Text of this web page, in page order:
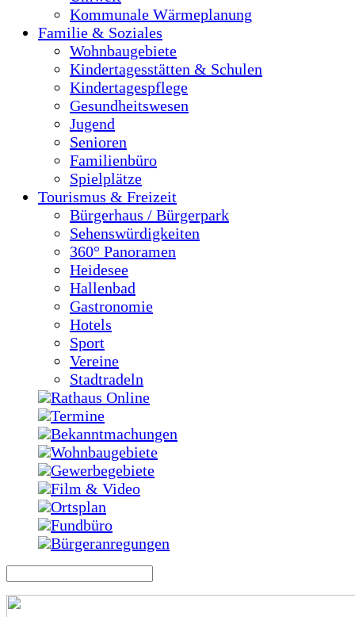
Kommunale Wärmeplanung
Familie & Soziales
Wohnbaugebiete
Kindertagesstätten & Schulen
Kindertagespflege
Gesundheitswesen
Jugend
Senioren
Familienbüro
Spielplätze
Tourismus & Freizeit
Bürgerhaus / Bürgerpark
Sehenswürdigkeiten
360° Panoramen
Heidesee
Hallenbad
Gastronomie
Hotels
Sport
Vereine
Stadtradeln
Rathaus Online
Termine
Bekanntmachungen
Wohnbaugebiete
Gewerbegebiete
Film & Video
Ortsplan
Fundbüro
Bürgeranregungen